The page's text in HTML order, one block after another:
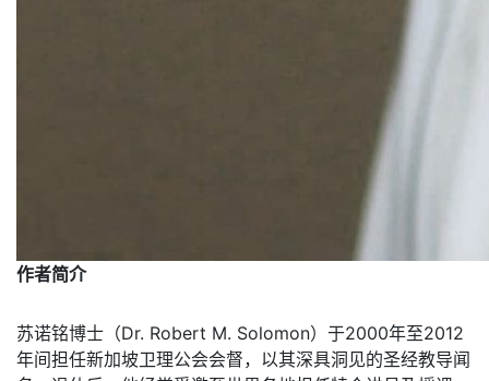
作者简介
苏诺铭博士（Dr. Robert M. Solomon）于2000年至2012
年间担任新加坡卫理公会会督，以其深具洞见的圣经教导闻